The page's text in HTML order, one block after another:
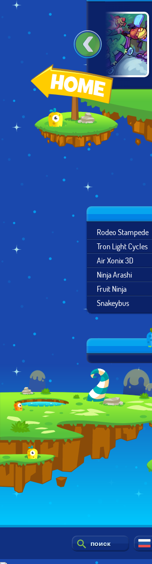
FREE RUNNING SKATOR GATOR
Rodeo Stampede
Tron Light Cycles
Air Xonix 3D
Ninja Arashi
Fruit Ninja
Snakeybus
поиск